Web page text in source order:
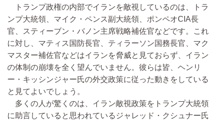
トランプ政権の内部でイランを敵視しているのは、トラ
ンプ大統領、マイク・ペンス副大統領、ポンペオCIA長
官、スティーブン・バノン主席戦略補佐官などです。これ
に対し、マティス国防長官、ティラーソン国務長官、マク
マスター補佐官などはイランを脅威と見ておらず、イラン
の体制の崩壊を全く望んでいません。彼らは皆、ヘンリ
ー・キッシンジャー氏の外交政策に従った動きをしている
と見てよいでしょう。
多くの人が驚くのは、イラン敵視政策をトランプ大統領
に助言していると思われているジャレッド・クシュナー氏